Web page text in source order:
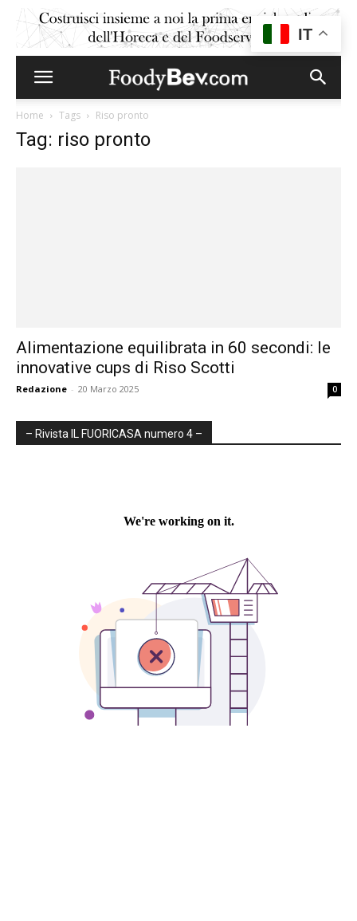
Home Tags Riso pronto
Tag: riso pronto
Alimentazione equilibrata in 60 secondi: le
innovative cups di Riso Scotti
Redazione - 20 Marzo 2025 0
– Rivista IL FUORICASA numero 4 –
IT